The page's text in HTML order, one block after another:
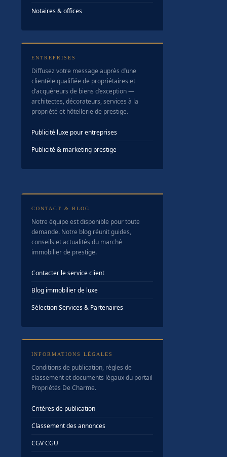
Notaires & offices
ENTREPRISES
Diffusez votre message auprès d’une
clientèle qualifiée de propriétaires et
d’acquéreurs de biens d’exception —
architectes, décorateurs, services à la
propriété et hôtellerie de prestige.
Publicité luxe pour entreprises
Publicité & marketing prestige
CONTACT & BLOG
Notre équipe est disponible pour toute
demande. Notre blog réunit guides,
conseils et actualités du marché
immobilier de prestige.
Contacter le service client
Blog immobilier de luxe
Sélection Services & Partenaires
INFORMATIONS LÉGALES
Conditions de publication, règles de
classement et documents légaux du portail
Propriétés De Charme.
Critères de publication
Classement des annonces
CGV·CGU